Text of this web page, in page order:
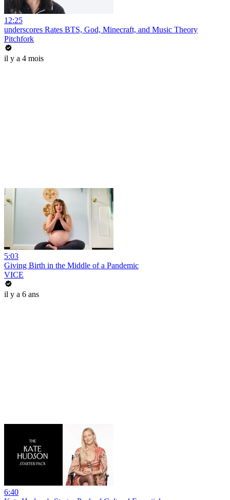
12:25
underscores Rates BTS, God, Minecraft, and Music Theory
Pitchfork
il y a 4 mois
5:03
Giving Birth in the Middle of a Pandemic
VICE
il y a 6 ans
6:40